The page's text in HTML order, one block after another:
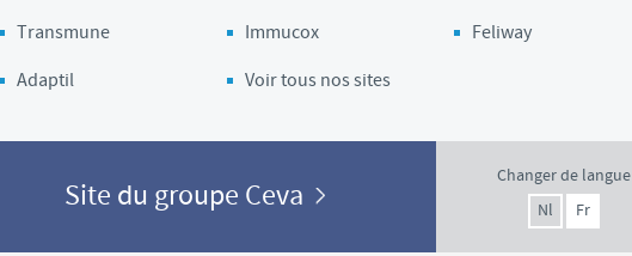
Transmune
Immucox
Feliway
Adaptil
Voir tous nos sites
Site du groupe Ceva
Changer de langue
Nl
Fr